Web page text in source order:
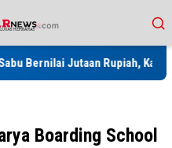
Rupiah, Kapolres Ajak
Boarding School